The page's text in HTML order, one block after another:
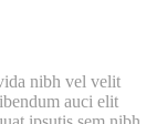
nibh vel velit
auci elit